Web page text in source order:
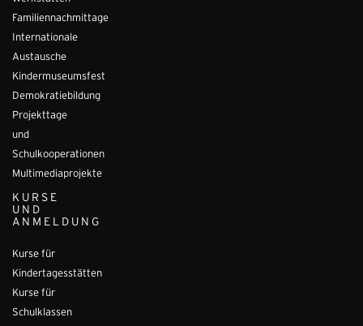
Familiennachmittage
Internationale
Austausche
Kindermuseumsfest
Demokratiebildung
Projekttage
und
Schulkooperationen
Multimediaprojekte
KURSE
UND
ANMELDUNG
Kurse für
Kindertagesstätten
Kurse für
Schulklassen